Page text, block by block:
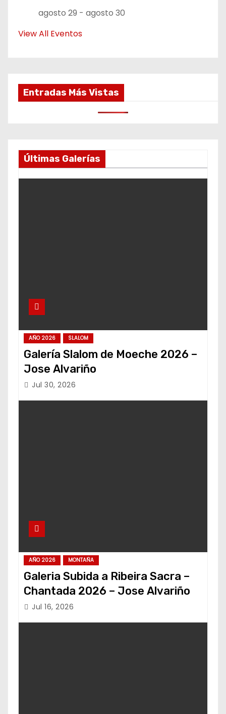
agosto 29 - agosto 30
View All Eventos
Entradas Más Vistas
Últimas Galerías
AÑO 2026 SLALOM
Galería Slalom de Moeche 2026 –
Jose Alvariño
Jul 30, 2026
AÑO 2026 MONTAÑA
Galeria Subida a Ribeira Sacra –
Chantada 2026 – Jose Alvariño
Jul 16, 2026